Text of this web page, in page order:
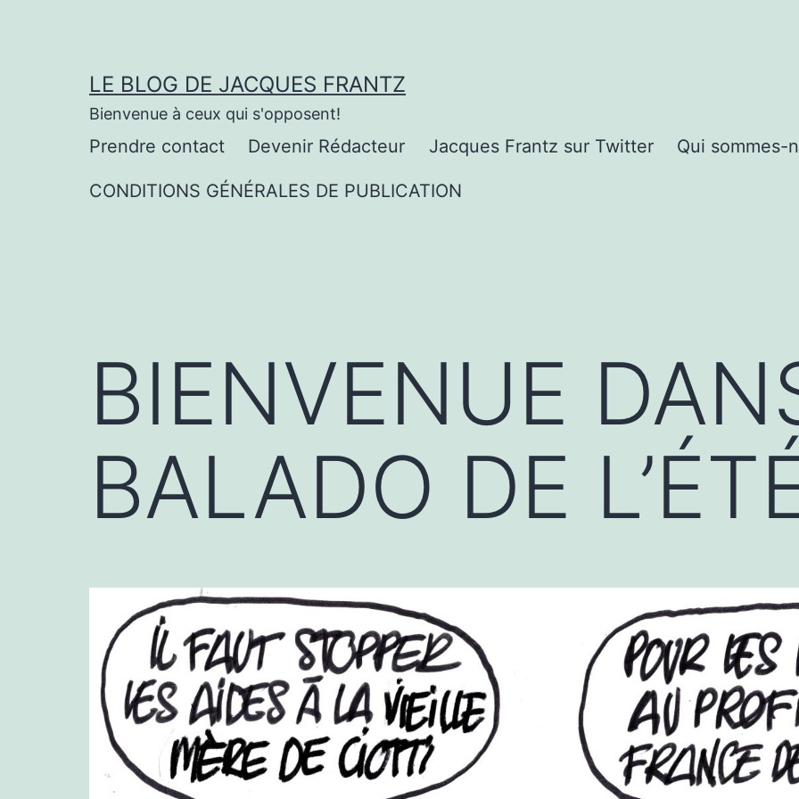
LE BLOG DE JACQUES FRANTZ
Bienvenue à ceux qui s'opposent!
Prendre contact Devenir Rédacteur Jacques Frantz sur Twitter Qui sommes-
CONDITIONS GÉNÉRALES DE PUBLICATION
BIENVENUE
BALADO DE